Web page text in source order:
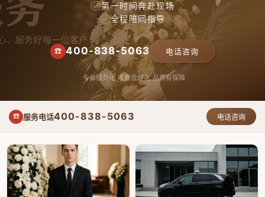
✓ 第一时间奔赴现场
✓ 全程陪同指导
☎ 400-838-5063 电话咨询
专业服务化 收费合理化 品质有保障
☎ 服务电话400-838-5063 电话咨询